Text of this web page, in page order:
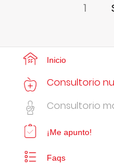
1
Inicio
Consultorio
Consultorio
¡Me apunto!
Faqs